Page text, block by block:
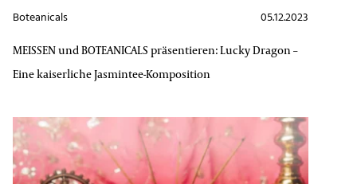
05.12.2023
Boteanicals
MEISSEN und BOTEANICALS präsentieren: Lucky Dragon –
Eine kaiserliche Jasmintee-Komposition